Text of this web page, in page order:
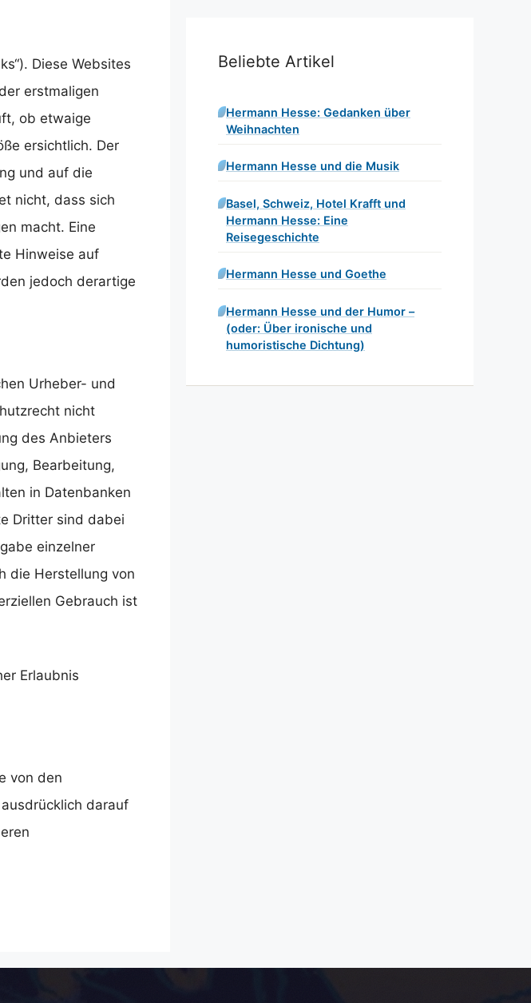
Diese Websites
erstmaligen
ob etwaige
ersichtlich. Der
und auf die
nicht, dass sich
macht. Eine
Hinweise auf
jedoch derartige
Urheber- und
nicht
des Anbieters
Bearbeitung,
in Datenbanken
Dritter sind dabei
einzelner
die Herstellung von
Gebrauch ist
Erlaubnis
von den
darauf
Beliebte Artikel
Hermann Hesse: Gedanken über
Weihnachten
Hermann Hesse und die Musik
Basel, Schweiz, Hotel Krafft und
Hermann Hesse: Eine
Reisegeschichte
Hermann Hesse und Goethe
Hermann Hesse und der Humor –
(oder: Über ironische und
humoristische Dichtung)